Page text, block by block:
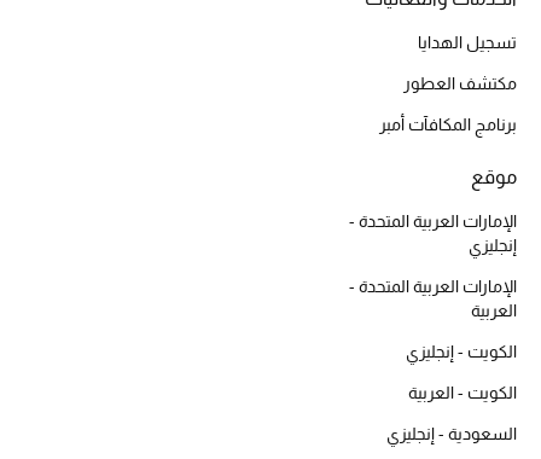
أحذية للأطفال
تشكيلة الأحذية
أحذية مختارة
تسوقوا الأحذية
جميع مستحضرات الجمال
تسجيل الهدايا
مكتشف العطور
برنامج المكافآت أمبر
موقع
الإمارات العربية المتحدة -
إنجليزي
الإمارات العربية المتحدة -
العربية
الكويت - إنجليزي
الكويت - العربية
السعودية - إنجليزي